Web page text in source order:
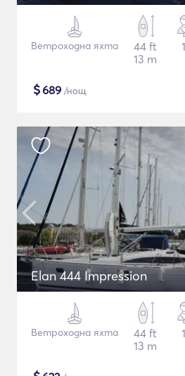
Ветроходна яхта
44 ft
13 m
$689 /нощ
Elan 444 Impression
Ветроходна яхта
44 ft
13 m